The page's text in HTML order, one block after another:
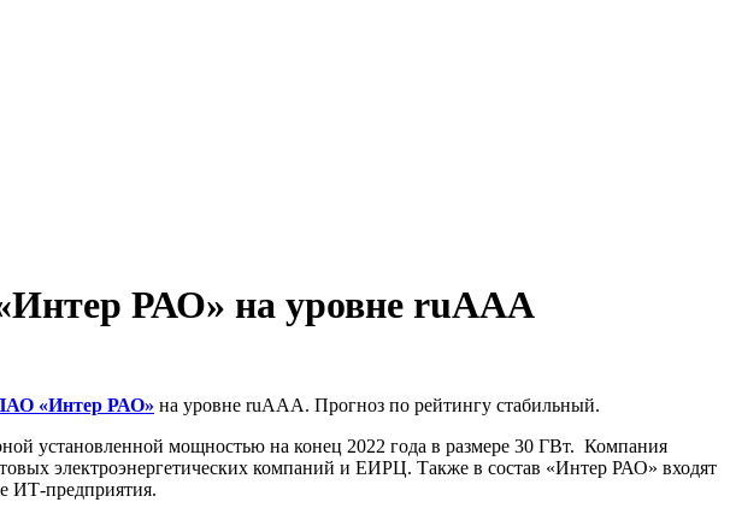
РАО» на уровне ruAAA
«Интер РАО» на уровне ruAAA. Прогноз по рейтингу стабильный.
установленной мощностью на конец 2022 года в размере 30 ГВт. Компания
электроэнергетических компаний и ЕИРЦ. Также в состав «Интер РАО» входят
ИТ-предприятия.